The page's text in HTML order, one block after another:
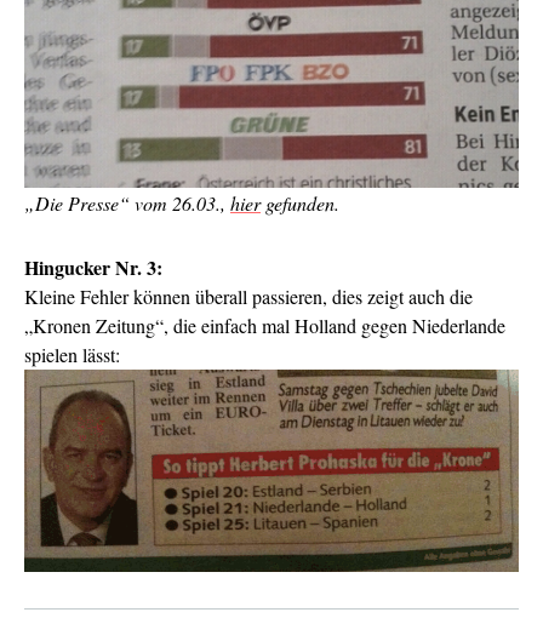
„Die Presse“ vom 26.03., hiergefunden.
Hingucker Nr. 3:
Kleine Fehler können überall passieren, dies zeigt auch die
„Kronen Zeitung“, die einfach mal Holland gegen Niederlande
spielen lässt: